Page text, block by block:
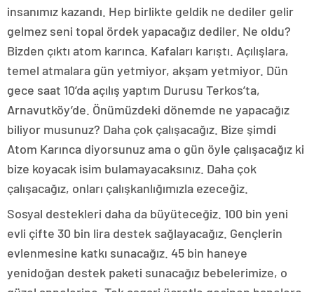
insanımız kazandı. Hep birlikte geldik ne dediler gelir
gelmez seni topal ördek yapacağız dediler. Ne oldu?
Bizden çıktı atom karınca. Kafaları karıştı. Açılışlara,
temel atmalara gün yetmiyor, akşam yetmiyor. Dün
gece saat 10’da açılış yaptım Durusu Terkos’ta,
Arnavutköy’de. Önümüzdeki dönemde ne yapacağız
biliyor musunuz? Daha çok çalışacağız. Bize şimdi
Atom Karınca diyorsunuz ama o gün öyle çalışacağız ki
bize koyacak isim bulamayacaksınız. Daha çok
çalışacağız, onları çalışkanlığımızla ezeceğiz.
Sosyal destekleri daha da büyüteceğiz. 100 bin yeni
evli çifte 30 bin lira destek sağlayacağız. Gençlerin
evlenmesine katkı sunacağız. 45 bin haneye
yenidoğan destek paketi sunacağız bebelerimize, o